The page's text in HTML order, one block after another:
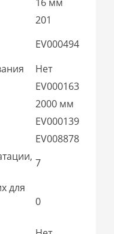
201
EV000494
Нет
EV000163
2000 мм
EV000139
EV008878
7
для
0